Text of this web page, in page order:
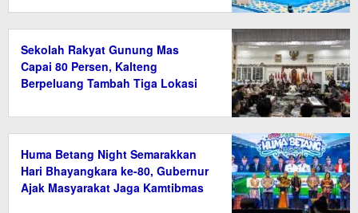
Sekolah Rakyat Gunung Mas
Capai 80 Persen, Kalteng
Berpeluang Tambah Tiga Lokasi
Huma Betang Night Semarakkan
Hari Bhayangkara ke-80, Gubernur
Ajak Masyarakat Jaga Kamtibmas